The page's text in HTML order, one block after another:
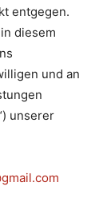
entgegen.
diesem
und an
unserer